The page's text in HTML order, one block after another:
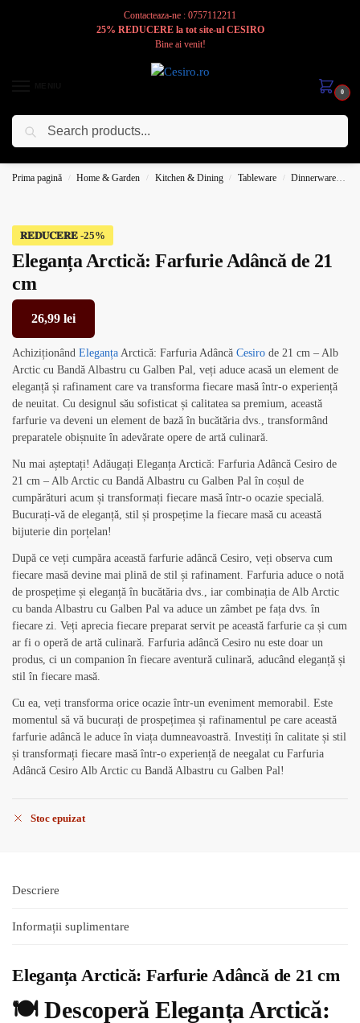
Contacteaza-ne : 0757112211
25% REDUCERE la tot site-ul CESIRO
Bine ai venit!
0
Cesiro
Prima pagină / Home & Garden / Kitchen & Dining / Tableware / Dinnerware
𝐑𝐄𝐃𝐔𝐂𝐄𝐑𝐄
Eleganța Arctică: Farfurie Adâncă de 21
cm
26,99 lei
Achiziționând Eleganța Arctică: Farfuria Adâncă Cesiro de 21 cm – Alb
Arctic cu Bandă Albastru cu Galben Pal, veți aduce acasă un element de
eleganță și rafinament care va transforma fiecare masă într-o experiență
de neuitat. Cu designul său sofisticat și calitatea sa premium, această
farfurie va deveni un element de bază în bucătăria dvs., transformând
preparatele obișnuite în adevărate opere de artă culinară.
Nu mai așteptați! Adăugați Eleganța Arctică: Farfuria Adâncă Cesiro de
21 cm – Alb Arctic cu Bandă Albastru cu Galben Pal în coșul de
cumpărături acum și transformați fiecare masă într-o ocazie specială.
Bucurați-vă de eleganță, stil și prospețime la fiecare masă cu această
bijuterie din porțelan!
După ce veți cumpăra această farfurie adâncă Cesiro, veți observa cum
fiecare masă devine mai plină de stil și rafinament. Farfuria aduce o notă
de prospețime și eleganță în bucătăria dvs., iar combinația de Alb Arctic
cu banda Albastru cu Galben Pal va aduce un zâmbet pe fața dvs. în
fiecare zi. Veți aprecia fiecare preparat servit pe această farfurie ca și cum
ar fi o operă de artă culinară. Farfuria adâncă Cesiro nu este doar un
produs, ci un companion în fiecare aventură culinară, aducând eleganță și
stil în fiecare masă.
Cu ea, veți transforma orice ocazie într-un eveniment memorabil. Este
momentul să vă bucurați de prospețimea și rafinamentul pe care această
farfurie adâncă le aduce în viața dumneavoastră. Investiți în calitate și stil
și transformați fiecare masă într-o experiență de neegalat cu Farfuria
Adâncă Cesiro Alb Arctic cu Bandă Albastru cu Galben Pal!
Stoc epuizat
Descriere
Informații suplimentare
Eleganța Arctică: Farfurie Adâncă de 21 cm
🍽️ Descoperă Eleganța Arctică: